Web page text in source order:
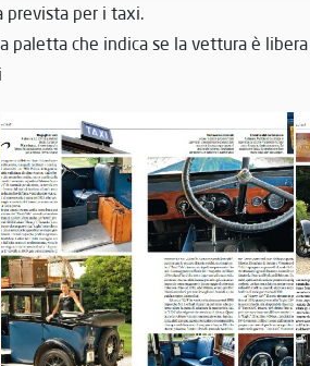
prevista per i taxi.
paletta che indica se la vettura è